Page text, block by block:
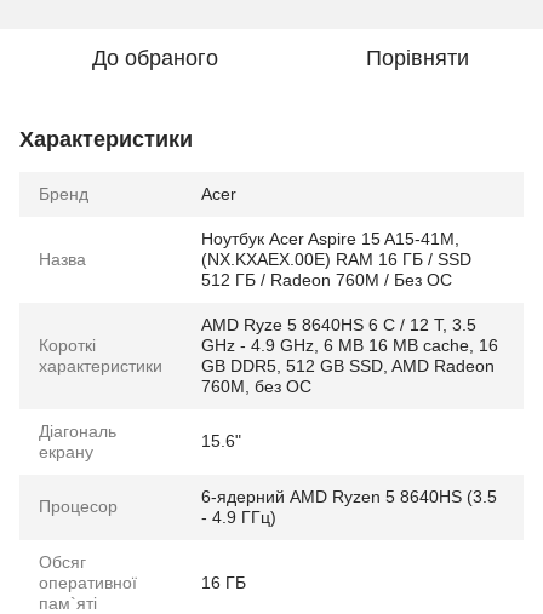
До обраного Порівняти
Характеристики
Бренд Acer
Назва
Ноутбук Acer Aspire 15 A15-41M,
(NX.KXAEX.00E) RAM 16 ГБ / SSD
512 ГБ / Radeon 760M / Без ОС
Короткі
характеристики
AMD Ryze 5 8640HS 6 C / 12 T, 3.5
GHz - 4.9 GHz, 6 MB 16 MB cache, 16
GB DDR5, 512 GB SSD, AMD Radeon
760M, без ОС
Діагональ
екрану
15.6"
Процесор
6-ядерний AMD Ryzen 5 8640HS (3.5
- 4.9 ГГц)
Обсяг
оперативної
пам`яті
16 ГБ